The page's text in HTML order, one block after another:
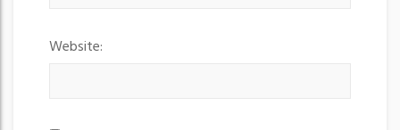
Website: